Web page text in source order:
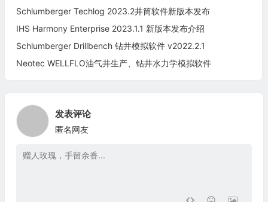
Schlumberger Techlog 2023.2井筒软件新版本发布
IHS Harmony Enterprise 2023.1.1 新版本发布介绍
Schlumberger Drillbench 钻井模拟软件 v2022.2.1
Neotec WELLFLO油气井生产、钻井水力学模拟软件
发表评论
匿名网友